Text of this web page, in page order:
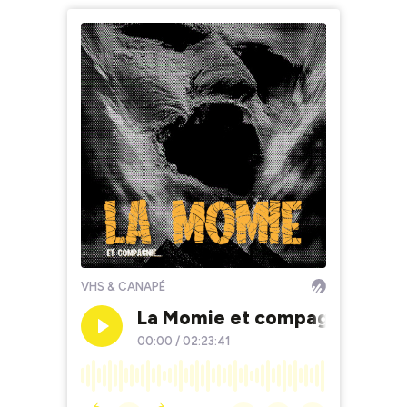
VHS & CANAPÉ
La Momie et compagnie
00:00 / 02:23:41